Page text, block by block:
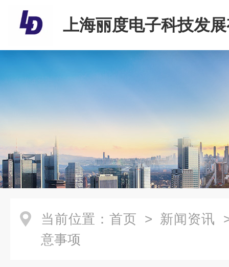
上海丽度电子科技发
司
当前位置： 首页 > 新闻资讯
意事项